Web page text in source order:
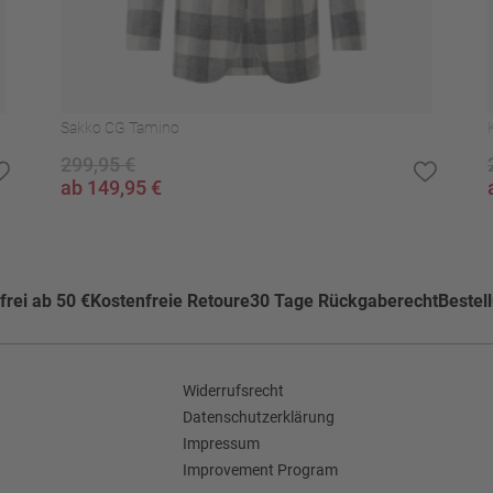
Sakko CG Tamino
299,95 €
ab 149,95 €
ab 50 €Kostenfreie Retoure30 Tage Rückgaberecht
Widerrufsrecht
Datenschutzerklärung
Impressum
Improvement Program